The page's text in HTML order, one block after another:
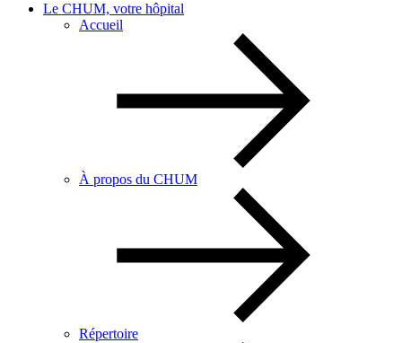
Le CHUM, votre hôpital
Accueil
À propos du CHUM
Répertoire